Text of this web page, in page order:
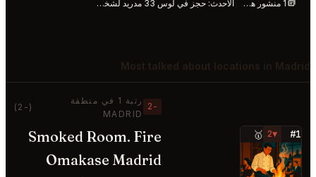
1 منشور هذا الأسبوع الأحدث: حجز في لوس 33 مدريد لشخصين今晚 1 أغسطس
#1
▼2
🥇
⭐
−2
رتبة 1 في منطقة
MADRID
(-2)
Smoked Room. Fire
Omakase Madrid